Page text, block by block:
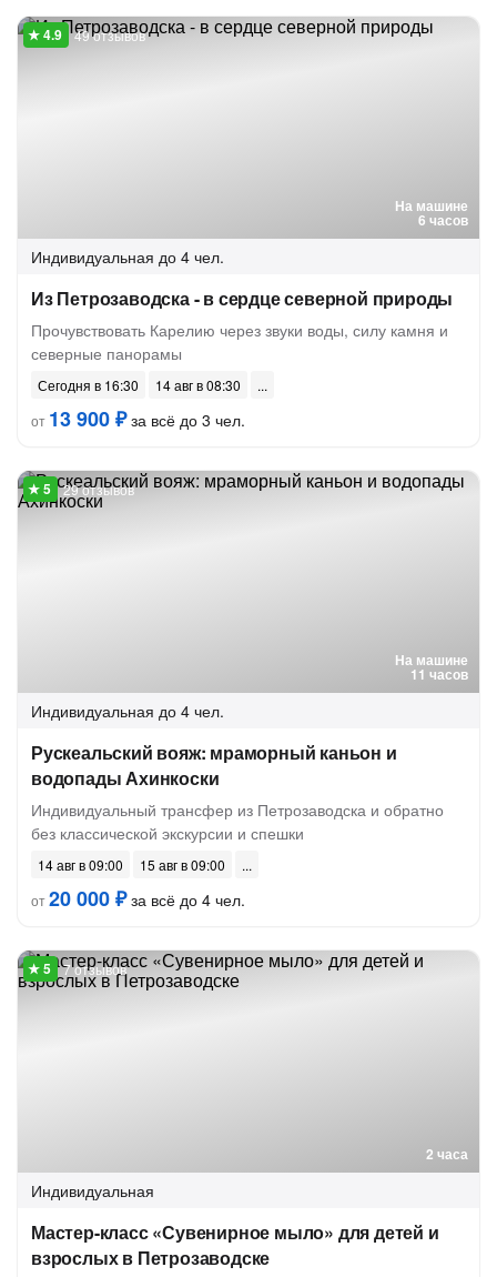
На машине
6 часов
49 отзывов
Индивидуальная до 4 чел.
Из Петрозаводска - в сердце северной природы
Прочувствовать Карелию через звуки воды, силу камня и
северные панорамы
Сегодня в 16:30
14 авг в 08:30
от 13 900 ₽за всё до 3 чел.
На машине
11 часов
29 отзывов
Индивидуальная до 4 чел.
Рускеальский вояж: мраморный каньон и
водопады Ахинкоски
Индивидуальный трансфер из Петрозаводска и обратно
без классической экскурсии и спешки
14 авг в 09:00
15 авг в 09:00
от20 000 ₽за всё до 4 чел.
2 часа
7 отзывов
Индивидуальная
Мастер-класс «Сувенирное мыло» для детей и
взрослых в Петрозаводске